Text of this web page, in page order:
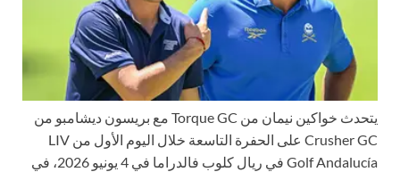
يتحدث خواكين نيمان من Torque GC مع بريسون ديشامبو من
Crusher GC على الحفرة التاسعة خلال اليوم الأول من LIV
Golf Andalucía في ريال كلوب فالدراما في 4 يونيو 2026، في